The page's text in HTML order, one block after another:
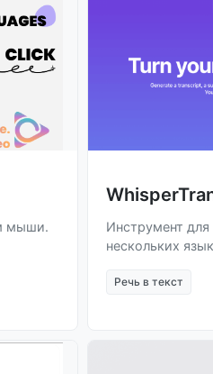
мыши.
Инструмент для
нескольких
Речь в текст